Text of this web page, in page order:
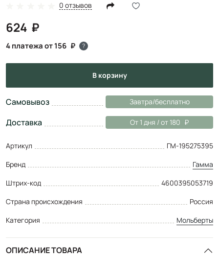
0 отзывов
624
4 платежа от 156 ?
в корзину
Самовывоз Завтра/бесплатно
Доставка От 1 дня / от 180
Артикул
ГМ-195275395
Бренд
Гамма
Штрих-код
4600395053719
Страна происхождения
Россия
Категория
Мольберты
ОПИСАНИЕ ТОВАРА